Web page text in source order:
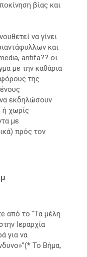
βίας και
να γίνει
και
antifa?? οι
με την καθάρια
της
εκδηλώσουν
ή χωρίς
με
πρός τον
από το “Τα μέλη
Ιεραρχία
για να
Το Βήμα,